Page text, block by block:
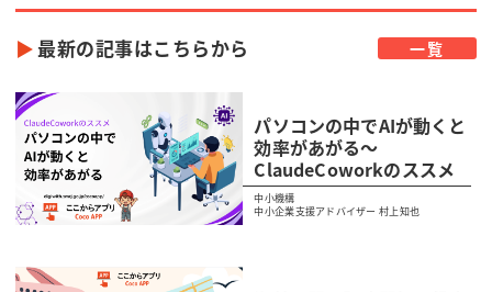
最新の記事はこちらから 一覧
パソコンの中でAIが動くと
効率があがる〜
ClaudeCoworkのススメ
中小機構
中小企業支援アドバイザー 村上知也